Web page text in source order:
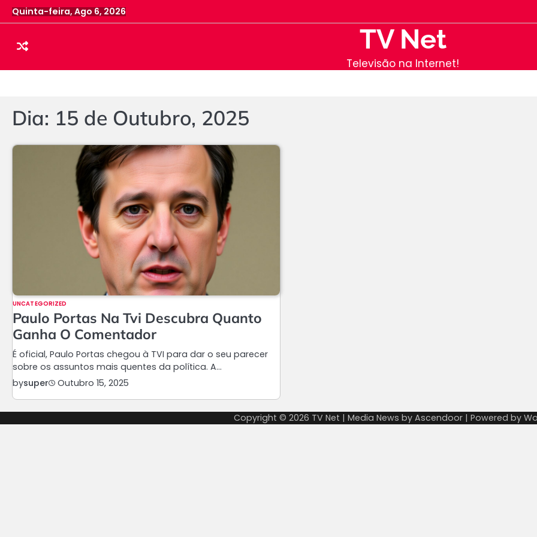
Skip
to
Quinta-feira, Ago 6, 2026
TV Net
Televisão na Internet!
Dia: 15 de Outubro, 2025
UNCATEGORIZED
Paulo Portas Na Tvi Descubra Quanto
Ganha O Comentador
É oficial, Paulo Portas chegou à TVI para dar o seu parecer
sobre os assuntos mais quentes da política. A…
bysuper Outubro 15, 2025
Copyright © 2026 TV Net | Media News by Ascendoor | Powered by